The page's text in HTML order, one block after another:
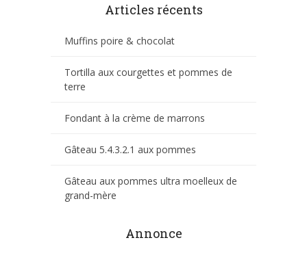
Articles récents
Muffins poire & chocolat
Tortilla aux courgettes et pommes de
terre
Fondant à la crème de marrons
Gâteau 5.4.3.2.1 aux pommes
Gâteau aux pommes ultra moelleux de
grand-mère
Annonce